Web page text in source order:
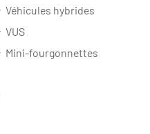
Véhicules hybrides
VUS
Mini-fourgonnettes